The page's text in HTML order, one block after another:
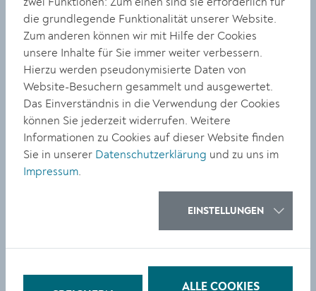
kennenzulernen, kann viel dazu beitragen,
Begeisterung fürs Lesen zu entfachen. Diesem Ansatz
folgte Skopal, indem sie in einer Kooperation mit der
Mittelschule Krems und dem Bildungsamt die beliebte
Autorin Ursula Poznanski zu einer Lesung einlud.
Poznanski ist eine der erfolgreichsten
deutschsprachigen Jugendbuch-Autorinnen. Mit ihren
Krimis für Erwachsene ist die Autorin, die mit ihrer
Familie in Wien lebt, auch international bekannt.
Bereichsleiterin Bildung und Kultur Doris Denk,
Luna Winter 3.Kl.NMS, Dir. Sonja Lechner-Paschinger,
Mörth 3.Kl.NMS (von links)
die grundlegende Funktionalität unserer Website.
Zum anderen können wir mit Hilfe der Cookies
unsere Inhalte für Sie immer weiter verbessern.
Hierzu werden pseudonymisierte Daten von
Website-Besuchern gesammelt und ausgewertet.
Das Einverständnis in die Verwendung der Cookies
können Sie jederzeit widerrufen. Weitere
Informationen zu Cookies auf dieser Website finden
Sie in unserer Datenschutzerklärung und zu uns im
Impressum.
EINSTELLUNGEN
ALLE COOKIES